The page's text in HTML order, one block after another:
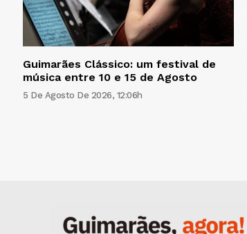
Guimarães Clássico: um festival de
música entre 10 e 15 de Agosto
5 De Agosto De 2026, 12:06h